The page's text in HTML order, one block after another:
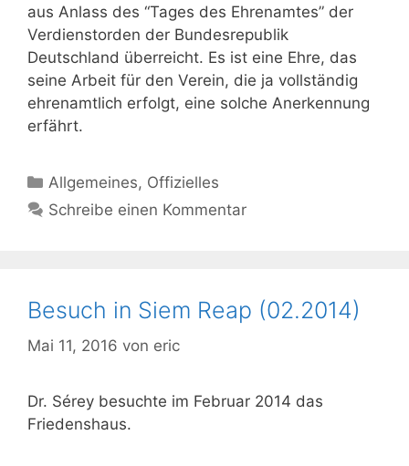
aus Anlass des “Tages des Ehrenamtes” der
Verdienstorden der Bundesrepublik
Deutschland überreicht. Es ist eine Ehre, das
seine Arbeit für den Verein, die ja vollständig
ehrenamtlich erfolgt, eine solche Anerkennung
erfährt.
Kategorien
Allgemeines, Offizielles
Schreibe einen Kommentar
Besuch in Siem Reap (02.2014)
Mai 11, 2016 von eric
Dr. Sérey besuchte im Februar 2014 das
Friedenshaus.